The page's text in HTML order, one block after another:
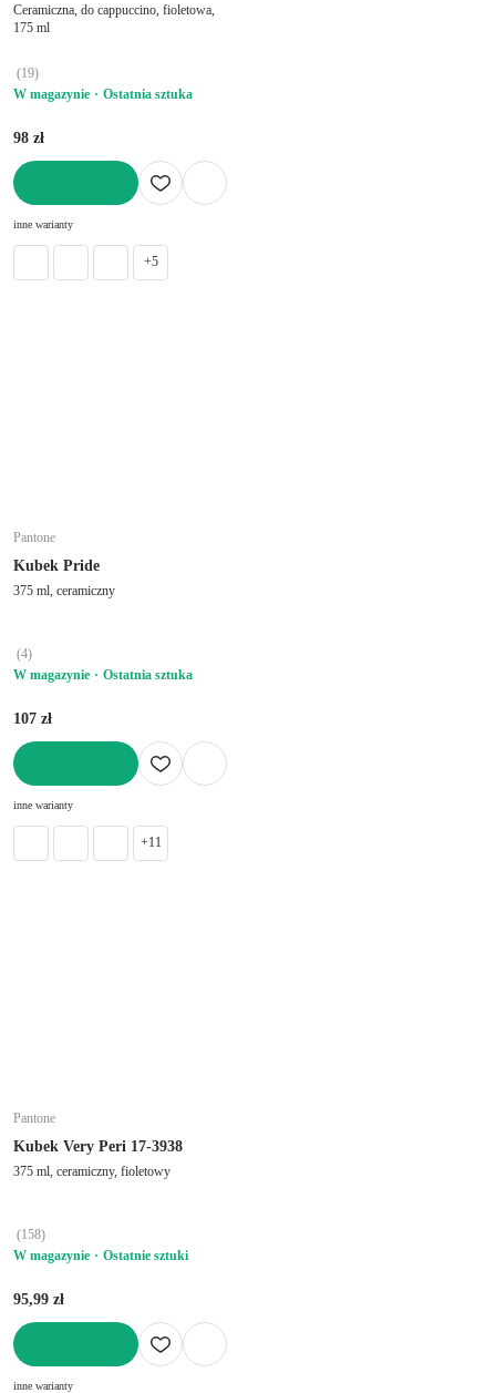
Ceramiczna, do cappuccino, fioletowa,
175 ml
(19)
W magazynie
Ostatnia sztuka
98 zł
inne warianty
+5
Pantone
Kubek Pride
375 ml, ceramiczny
(4)
W magazynie
Ostatnia sztuka
107 zł
inne warianty
+11
Pantone
Kubek Very Peri 17-3938
375 ml, ceramiczny, fioletowy
(158)
W magazynie
Ostatnie sztuki
95,99 zł
inne warianty